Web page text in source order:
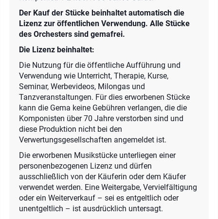
Der Kauf der Stücke beinhaltet automatisch die
Lizenz zur öffentlichen Verwendung. Alle Stücke
des Orchesters sind gemafrei.
Die Lizenz beinhaltet:
Die Nutzung für die öffentliche Aufführung und
Verwendung wie Unterricht, Therapie, Kurse,
Seminar, Werbevideos, Milongas und
Tanzveranstaltungen. Für dies erworbenen Stücke
kann die Gema keine Gebühren verlangen, die die
Komponisten über 70 Jahre verstorben sind und
diese Produktion nicht bei den
Verwertungsgesellschaften angemeldet ist.
Die erworbenen Musikstücke unterliegen einer
personenbezogenen Lizenz und dürfen
ausschließlich von der Käuferin oder dem Käufer
verwendet werden. Eine Weitergabe, Vervielfältigung
oder ein Weiterverkauf – sei es entgeltlich oder
unentgeltlich – ist ausdrücklich untersagt.